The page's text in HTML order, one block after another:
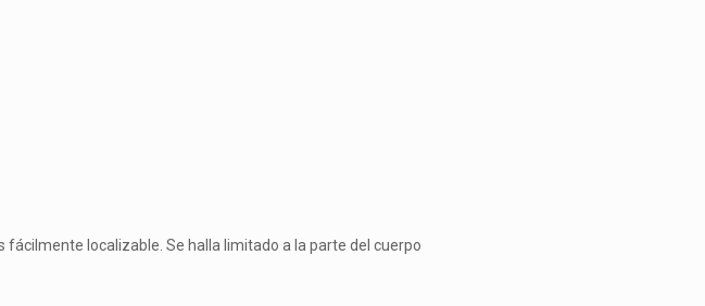
localizable. Se halla limitado a la parte del cuerpo